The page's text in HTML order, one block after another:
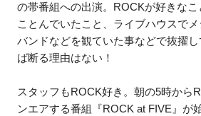
の帯番組への出演。ROCKが好きな
ことんでいたこと、ライブハウスで
バンドなどを観ていた事などで抜擢
ば断る理由はない！
スタッフもROCK好き。朝の5時から
ンエアする番組『ROCK at FIVE』が